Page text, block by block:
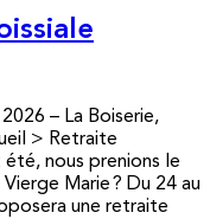
– La Boiserie,
> Retraite
nous prenions le
Marie ? Du 24 au
une retraite